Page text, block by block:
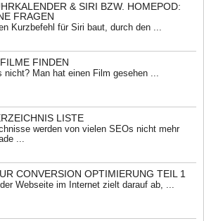
& SIRI BZW. HOMEPOD:
FRAGEN
Kurzbefehl für Siri baut, durch den ...
FINDEN
nicht? Man hat einen Film gesehen ...
LISTE
werden von vielen SEOs nicht mehr
...
CONVERSION OPTIMIERUNG TEIL 1
Webseite im Internet zielt darauf ab, ...